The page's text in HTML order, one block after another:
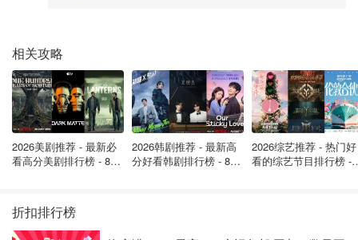
凯特消失61天，越扒越不对劲！
省钱君 2741
相关攻略
2026美剧推荐 - 最新必
看高分美剧排行榜 - 8月
2026韩剧推荐 - 最新高
分好看韩剧排行榜 - 8月
2026综艺推荐 - 热门好
看的综艺节目排行榜 -
折扣排行榜